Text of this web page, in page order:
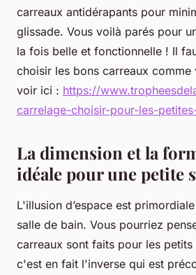
carreaux antidérapants pour
glissade. Vous voilà parés pour
la fois belle et fonctionnelle ! Il
choisir les bons carreaux comme
voir ici : https://
carrelage-choisir-pour-les-
La dimension et la
idéale pour une petite
L'illusion d’espace est
salle de bain. Vous pourriez
carreaux sont faits pour les petits
c'est en fait l'inverse qui est